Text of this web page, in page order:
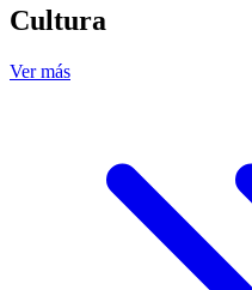
Cultura
Ver más